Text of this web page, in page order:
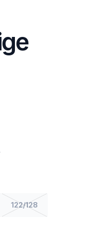
122/128